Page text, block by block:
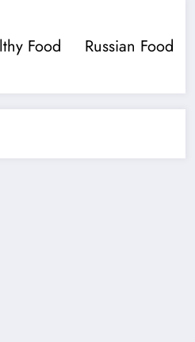
Food Russian Food